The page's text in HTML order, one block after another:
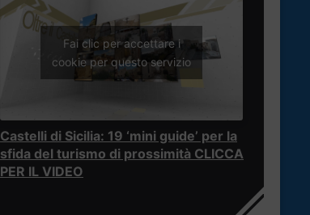
Fai clic per accettare i
cookie per questo servizio
Castelli di Sicilia: 19 ‘mini guide’ per la
sfida del turismo di prossimità CLICCA
PER IL VIDEO